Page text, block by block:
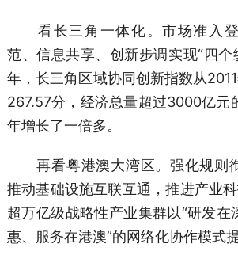
看长三角一体化。市场准入登
范、信息共享、创新步调实现“四
年，长三角区域协同创新指数从
267.57分，经济总量超过3000亿元
年增长了一倍多。
再看粤港澳大湾区。强化规则
推动基础设施互联互通，推进产业
超万亿级战略性产业集群以“研发在
惠、服务在港澳”的网络化协作模式